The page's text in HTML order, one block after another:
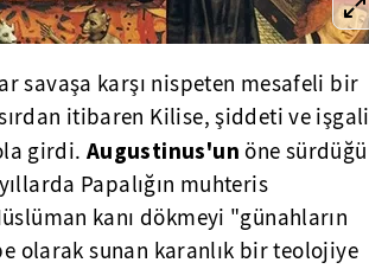
savaşa karşı nispeten mesafeli bir
itibaren Kilise, şiddeti ve işgali
girdi. Augustinus'un öne sürdüğü
Papalığın muhteris
kanı dökmeyi "günahların
olarak sunan karanlık bir teolojiye